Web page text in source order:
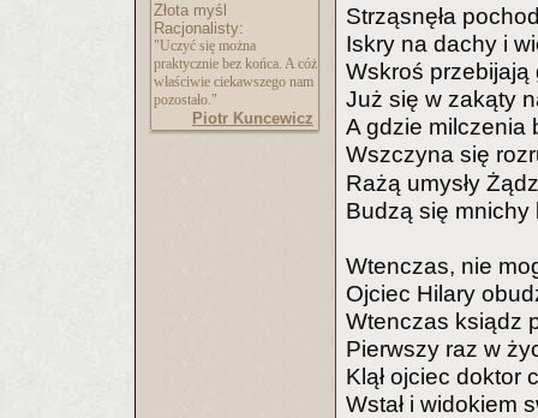
Złota myśl
Racjonalisty:
"Uczyć się można
praktycznie bez końca. A cóż
właściwie ciekawszego nam
pozostało."
Piotr Kuncewicz
Strząsnęła
Iskry na dachy i
Wskroś przebijają
Już się w zakąty
A gdzie milczenia
Wszczyna się
Rażą umysły
Budzą się mnichy
Wtenczas, nie
Ojciec Hilary
Wtenczas ksiądz
Pierwszy raz w
Klął ojciec doktor
Wstał i widokiem